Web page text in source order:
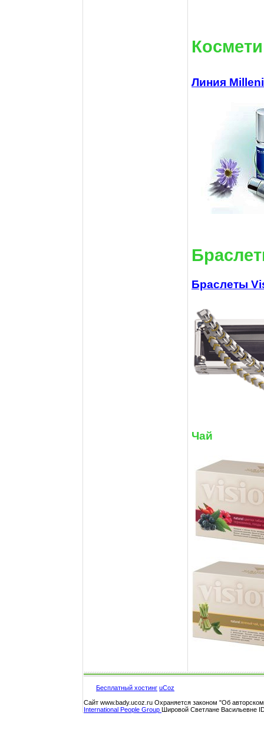
Линия
Браслеты
Чай
Бесплатный хостинг uCoz
Сайт www.bady.ucoz.ru Охраняется законом "Об
International People Group Шировой Светлане Васильевне